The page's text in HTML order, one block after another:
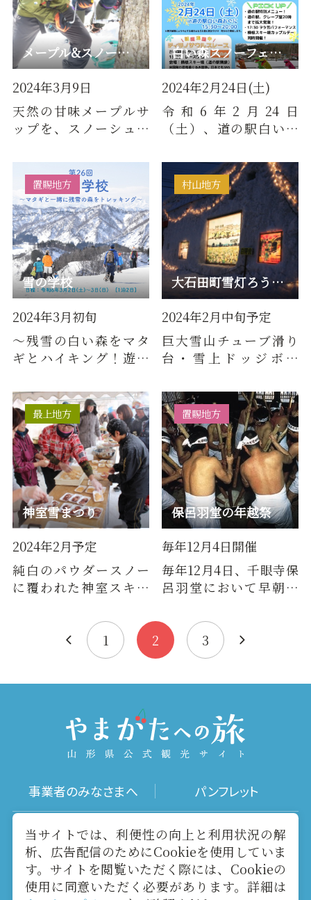
メープル&スノートレッキング
2024年3月9日
天然の甘味メープルサ
ップを、スノーシュー
春を待つ雪の森と自然
の恵みを…
白い森スノーフェスティバル
2024年2月24日(土)
令和6年2月24日
（土）、道の駅白い森
森スノーフェスティバ
ル」を開催しま…
雪の学校
置賜地方
2024年3月初旬
～残雪の白い森をマタ
ギとハイキング！遊び
日～3日に開催される１
泊２日…
大石田町雪灯ろう街道
村山地方
2024年2月中旬予定
巨大雪山チューブ滑り
台・雪上ドッジボー
ウトで思い切り雪を楽
しもう！家…
神室雪まつり
最上地方
2024年2月予定
純白のパウダースノー
に覆われた神室スキー
ントや大抽選会が行わ
れます。…
保呂羽堂の年越祭
置賜地方
毎年12月4日開催
毎年12月4日、千眼寺保
呂羽堂において早朝よ
れる。寛永１８年（１
６４１…
1 2 3
事業者のみなさまへ パンフレット
写真ダウンロード 動画ギャラリー
お役立ちリンク 当サイトについて
当サイトでは、利便性の向上と利用状況の解
析、広告配信のためにCookieを使用していま
す。サイトを閲覧いただく際には、Cookieの
使用に同意いただく必要があります。詳細は